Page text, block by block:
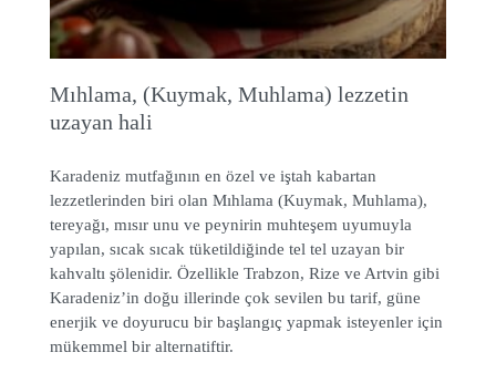
Mıhlama, (Kuymak, Muhlama) lezzetin
uzayan hali
Karadeniz mutfağının en özel ve iştah kabartan
lezzetlerinden biri olan Mıhlama (Kuymak, Muhlama),
tereyağı, mısır unu ve peynirin muhteşem uyumuyla
yapılan, sıcak sıcak tüketildiğinde tel tel uzayan bir
kahvaltı şölenidir. Özellikle Trabzon, Rize ve Artvin gibi
Karadeniz’in doğu illerinde çok sevilen bu tarif, güne
enerjik ve doyurucu bir başlangıç yapmak isteyenler için
mükemmel bir alternatiftir.